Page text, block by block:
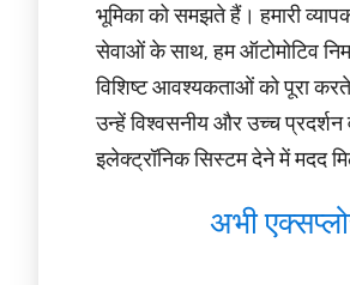
भूमिका को समझते हैं। हमारी
सेवाओं के साथ, हम ऑटोमोटिव
विशिष्ट आवश्यकताओं को पूरा
उन्हें विश्वसनीय और उच्च प्रदर्शन
इलेक्ट्रॉनिक सिस्टम देने में मदद
अभी